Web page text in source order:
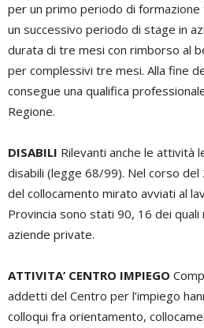
per un primo periodo di
un successivo periodo di stage in
durata di tre mesi con rimborso al
per complessivi tre mesi. Alla fine
consegue una qualifica
Regione.
DISABILI Rilevanti anche le attività
disabili (legge 68/99). Nel corso
del collocamento mirato avviati al
Provincia sono stati 90, 16 dei quali
aziende private.
ATTIVITA’ CENTRO IMPIEGO
addetti del Centro per l’impiego
colloqui fra orientamento,